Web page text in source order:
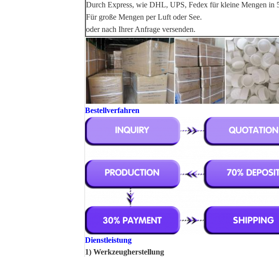
Durch Express, wie DHL, UPS, Fedex für kleine Mengen in
Für große Mengen per Luft oder See.
oder nach Ihrer Anfrage versenden.
Bestellverfahren
Dienstleistung
1) Werkzeugherstellung